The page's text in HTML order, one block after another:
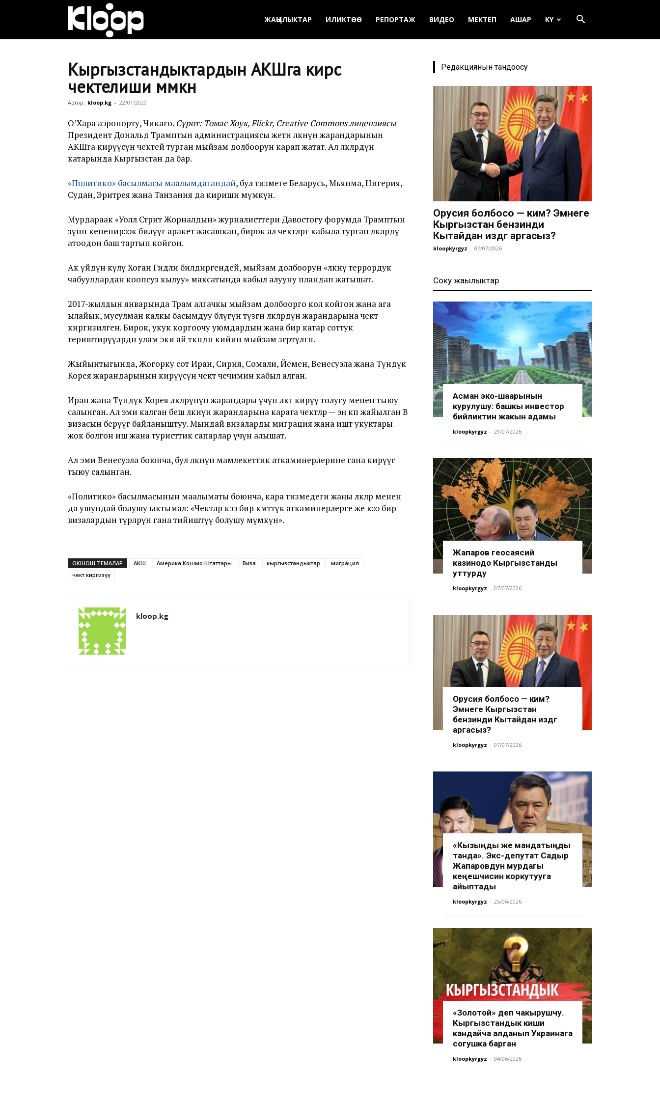
Кыргызстан
ЖАҢЫЛЫКТАР ИЛИКТӨӨ РЕПОРТАЖ ВИДЕО МЕКТЕП АШАР KY
Кыргызстандыктардын АКШга кирүүсү
чектелиши мүмкүн
Автор: kloop.kg - 22/01/2020
О’Хара аэропорту, Чикаго. Сүрөт: Томас Хоук, Flickr, Creative Commons лицензиясы
Президент Дональд Трамптын администрациясы жети өлкөнүн жарандарынын
АКШга кирүүсүн чектей турган мыйзам долбоорун карап жатат. Ал өлкөлөрдүн
катарында Кыргызстан да бар.
«Политико» басылмасы маалымдагандай, бул тизмеге Беларусь, Мьянма, Нигерия,
Судан, Эритрея жана Танзания да кириши мүмкүн.
Мурдараак «Уолл Стрит Жорналдын» журналисттери Давостогу форумда Трамптын
өзүнөн кененирээк билүүгө аракет жасашкан, бирок ал чектөөлөргө кабыла турган өлкөлөрдү
атоодон баш тартып койгон.
Ак үйдүн өкүлү Хоган Гидли билдиргендей, мыйзам долбоорун «өлкөнү террордук
чабуулдардан коопсуз кылуу» максатында кабыл алууну пландап жатышат.
2017-жылдын январында Трам алгачкы мыйзам долбоорго кол койгон жана ага
ылайык, мусулман калкы басымдуу бөлүгүн түзгөн өлкөлөрдүн жарандарына чектөө
киргизилген. Бирок, укук коргоочу уюмдардын жана бир катар соттук
териштирүүлөрдөн улам эки ай өткөндөн кийин мыйзам өзгөртүлгөн.
Жыйынтыгында, Жогорку сот Иран, Сирия, Сомали, Йемен, Венесуэла жана Түндүк
Корея жарандарынын кирүүсүн чектөө чечимин кабыл алган.
Иран жана Түндүк Корея өлкөлөрүнүн жарандары үчүн өлкөгө кирүү толугу менен тыюу
салынган. Ал эми калган беш өлкөнүн жарандарына карата чектөөлөр — эң көп жайылган B
визасын берүүгө байланыштуу. Мындай визаларды миграция жана иштөө укуктары
жок болгон иш жана туристтик сапарлар үчүн алышат.
Ал эми Венесуэла боюнча, бул өлкөнүн мамлекеттик аткаминерлерине гана кирүүгө
тыюу салынган.
«Политико» басылмасынын маалыматы боюнча, кара тизмедеги жаңы өлкөлөр менен
да ушундай болушу ыктымал: «Чектөөлөр кээ бир өкмөттүк аткаминерлерге же кээ бир
визалардын түрлөрүнө гана тийиштүү болушу мүмкүн».
ОКШОШ ТЕМАЛАР АКШ Америка Кошмо Штаттары Виза кыргызстандыктар
миграция
чектөө киргизүү
kloop.kg
Редакциянын тандоосу
Орусия болбосо — ким? Эмнеге
Кыргызстан бензинди
Кытайдан издөөгө аргасыз?
kloopkyrgyz - 07/07/2026
Соңку жаңылыктар
Асман эко-шаарынын
курулушу: башкы инвестор
бийликтин жакын адамы
kloopkyrgyz - 29/07/2026
Жапаров геосаясий
казинодо Кыргызстанды
уттурду
kloopkyrgyz - 07/07/2026
Орусия болбосо — ким?
Эмнеге Кыргызстан
бензинди Кытайдан издөөгө
аргасыз?
kloopkyrgyz - 07/07/2026
«Кызыңды же мандатыңды
танда». Экс-депутат Садыр
Жапаровдун мурдагы
кеңешчисин коркутууга
айыптады
kloopkyrgyz - 25/06/2026
«Золотой» деп чакырушчу.
Кыргызстандык киши
кандайча алданып Украинага
согушка барган
kloopkyrgyz - 04/06/2026